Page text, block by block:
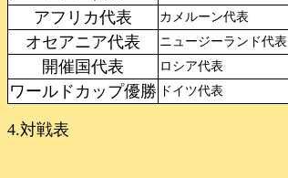
アフリカ代表 カメルーン代表
オセアニア代表 ニュージーランド代表
開催国代表 ロシア代表
ワールドカップ優勝 ドイツ代表
4.対戦表